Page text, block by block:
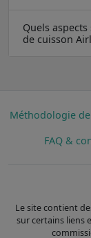
Quels
de cuisson
Méthodologie
FAQ &
Le site contient
sur certains liens